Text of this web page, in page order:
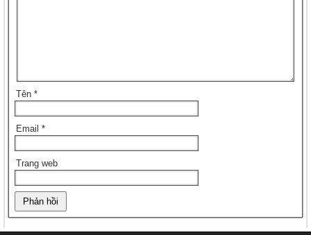
Tên *
Email *
Trang web